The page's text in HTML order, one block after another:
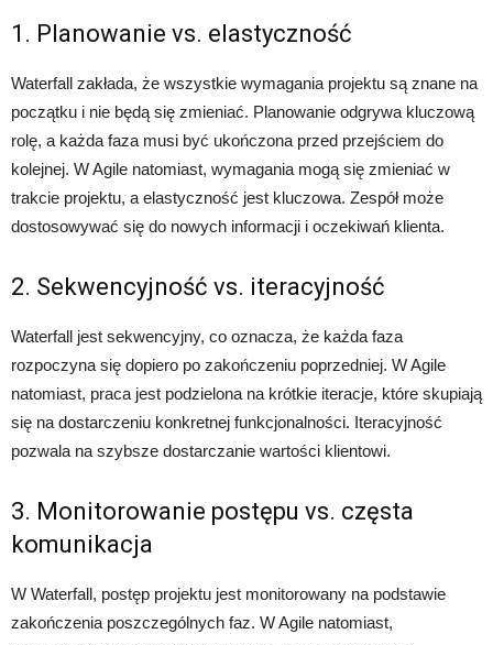
1. Planowanie vs. elastyczność
Waterfall zakłada, że wszystkie wymagania projektu są znane na
początku i nie będą się zmieniać. Planowanie odgrywa kluczową
rolę, a każda faza musi być ukończona przed przejściem do
kolejnej. W Agile natomiast, wymagania mogą się zmieniać w
trakcie projektu, a elastyczność jest kluczowa. Zespół może
dostosowywać się do nowych informacji i oczekiwań klienta.
2. Sekwencyjność vs. iteracyjność
Waterfall jest sekwencyjny, co oznacza, że każda faza
rozpoczyna się dopiero po zakończeniu poprzedniej. W Agile
natomiast, praca jest podzielona na krótkie iteracje, które skupiają
się na dostarczeniu konkretnej funkcjonalności. Iteracyjność
pozwala na szybsze dostarczanie wartości klientowi.
3. Monitorowanie postępu vs. częsta
komunikacja
W Waterfall, postęp projektu jest monitorowany na podstawie
zakończenia poszczególnych faz. W Agile natomiast,